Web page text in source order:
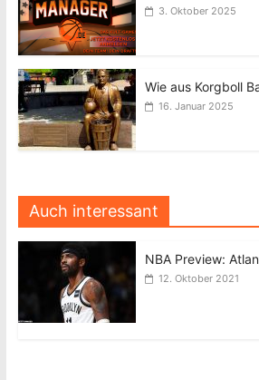
3. Oktober 2025
Wie aus Korgboll
16. Januar 2025
Auch interessant
NBA Preview:
12. Oktober 2021